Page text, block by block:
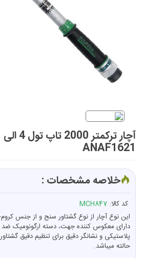
ANAF1621
خلاصه مشخصات :
کد کالا: MCH847
این نوع آچار از نوع گشتاور سنج و از جنس
دارای معکوس کننده جهت، دسته ارگونومیک
پلاستیکی و نشانگر دقیق برای تنظیم دقیق
حالته میباشد.